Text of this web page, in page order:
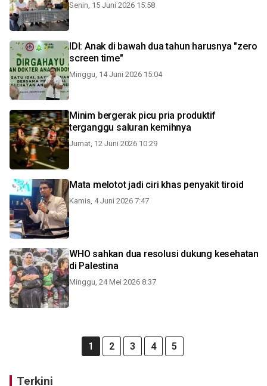
Senin, 15 Juni 2026 15:58
IDI: Anak di bawah dua tahun harusnya "zero
screen time"
Minggu, 14 Juni 2026 15:04
Minim bergerak picu pria produktif
terganggu saluran kemihnya
Jumat, 12 Juni 2026 10:29
Mata melotot jadi ciri khas penyakit tiroid
Kamis, 4 Juni 2026 7:47
WHO sahkan dua resolusi dukung kesehatan
di Palestina
Minggu, 24 Mei 2026 8:37
1 2 3 4 5
Terkini